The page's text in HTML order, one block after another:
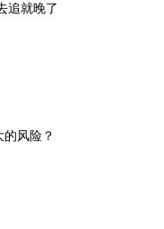
追就晚了
的风险？